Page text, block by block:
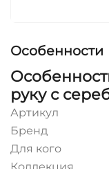
Особенности
руку с
Артикул
Бренд
Для кого